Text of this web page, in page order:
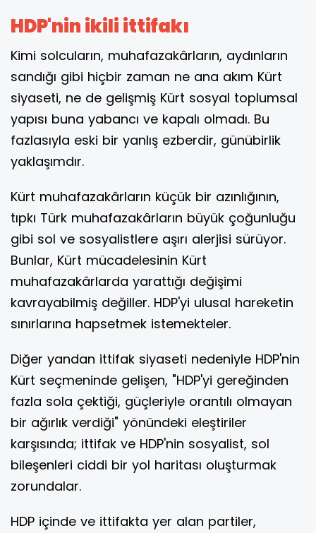
HDP'nin ikili ittifakı
Kimi solcuların, muhafazakârların, aydınların
sandığı gibi hiçbir zaman ne ana akım Kürt
siyaseti, ne de gelişmiş Kürt sosyal toplumsal
yapısı buna yabancı ve kapalı olmadı. Bu
fazlasıyla eski bir yanlış ezberdir, günübirlik
yaklaşımdır.
Kürt muhafazakârların küçük bir azınlığının,
tıpkı Türk muhafazakârların büyük çoğunluğu
gibi sol ve sosyalistlere aşırı alerjisi sürüyor.
Bunlar, Kürt mücadelesinin Kürt
muhafazakârlarda yarattığı değişimi
kavrayabilmiş değiller. HDP'yi ulusal hareketin
sınırlarına hapsetmek istemekteler.
Diğer yandan ittifak siyaseti nedeniyle HDP'nin
Kürt seçmeninde gelişen, "HDP'yi gereğinden
fazla sola çektiği, güçleriyle orantılı olmayan
bir ağırlık verdiği" yönündeki eleştiriler
karşısında; ittifak ve HDP'nin sosyalist, sol
bileşenleri ciddi bir yol haritası oluşturmak
zorundalar.
HDP içinde ve ittifakta yer alan partiler,